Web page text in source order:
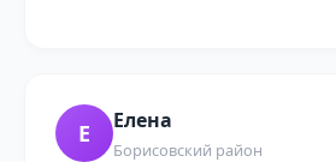
Е Елена
Борисовский район